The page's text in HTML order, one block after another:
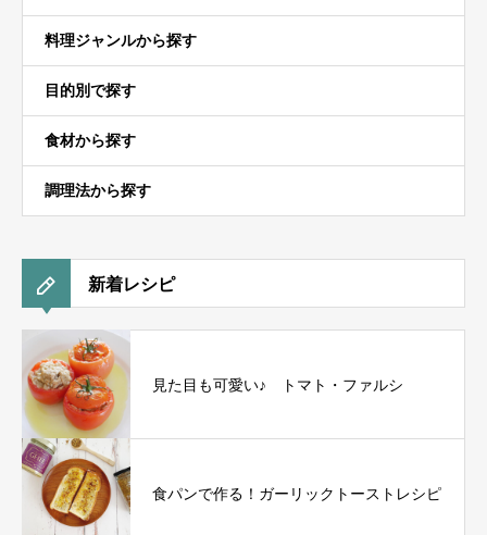
料理ジャンルから探す
目的別で探す
食材から探す
調理法から探す
新着レシピ
見た目も可愛い♪ トマト・ファルシ
食パンで作る！ガーリックトーストレシピ